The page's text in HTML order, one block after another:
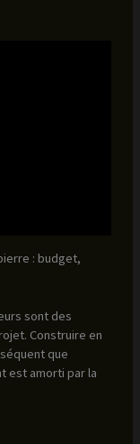
: budget,
sont des
Construire en
que
est amorti par la